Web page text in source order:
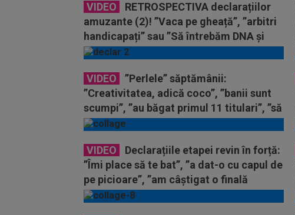
VIDEO
RETROSPECTIVA declarațiilor
amuzante (2)! ”Vaca pe gheață”, ”arbitri
handicapați” sau ”Să întrebăm DNA și
SRI”
VIDEO
”Perlele” săptămânii:
”Creativitatea, adică coco”, ”banii sunt
scumpi”, ”au băgat primul 11 titulari”, ”să
vezi lumea plină”
VIDEO
Declarațiile etapei revin în forță:
”Îmi place să te bat”, ”a dat-o cu capul de
pe picioare”, ”am câștigat o finală
pierdută”